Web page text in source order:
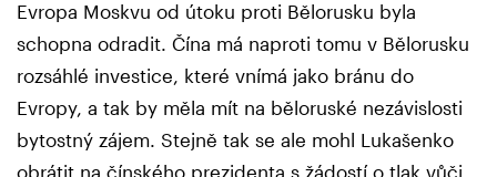
Evropa Moskvu od útoku proti Bělorusku byla
schopna odradit. Čína má naproti tomu v Bělorusku
rozsáhlé investice, které vnímá jako bránu do
Evropy, a tak by měla mít na běloruské nezávislosti
bytostný zájem. Stejně tak se ale mohl Lukašenko
obrátit na čínského prezidenta s žádostí o tlak vůči